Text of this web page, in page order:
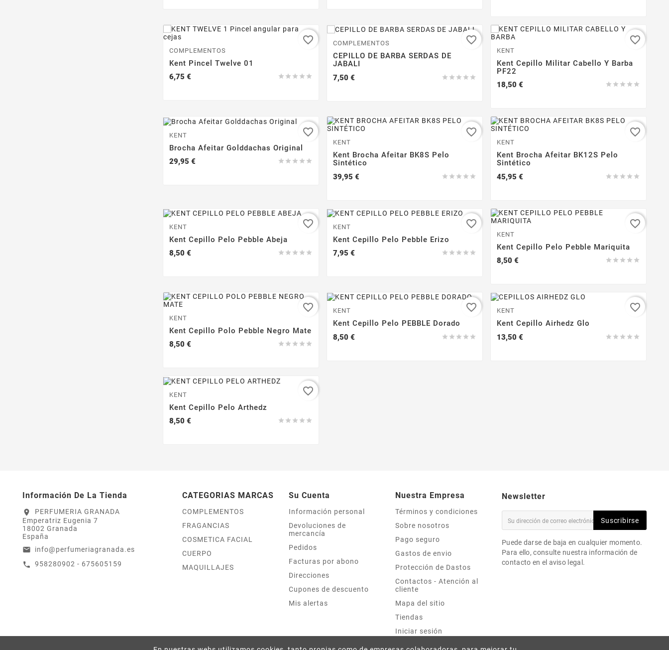
COMPLEMENTOS
Kent Pincel Twelve 01
    
6,75 €
favorite_border COMPLEMENTOS
CEPILLO DE BARBA SERDAS DE
JABALI
    
7,50 €
favorite_border
KENT
Kent Cepillo Militar Cabello Y Barba
PF22
    
18,50 €
favorite_border
KENT
Brocha Afeitar Golddachas Original
    
29,95 €
favorite_border
KENT
Kent Brocha Afeitar BK8S Pelo
Sintético
    
39,95 €
favorite_border
KENT
Kent Brocha Afeitar BK12S Pelo
Sintético
    
45,95 €
favorite_border
KENT
Kent Cepillo Pelo Pebble Abeja
    
8,50 €
favorite_border KENT
Kent Cepillo Pelo Pebble Erizo
    
7,95 €
favorite_border
KENT
Kent Cepillo Pelo Pebble Mariquita
    
8,50 €
favorite_border
KENT
Kent Cepillo Polo Pebble Negro Mate
    
8,50 €
favorite_border KENT
Kent Cepillo Pelo PEBBLE Dorado
    
8,50 €
favorite_border KENT
Kent Cepillo Airhedz Glo
    
13,50 €
favorite_border
KENT
Kent Cepillo Pelo Arthedz
    
8,50 €
favorite_border
Información De La Tienda
location_on
PERFUMERIA GRANADA
Emperatriz Eugenia 7
18002 Granada
España
email info@perfumeriagranada.es
call 958280902 - 675605159
CATEGORIAS MARCAS
COMPLEMENTOS
FRAGANCIAS
COSMETICA FACIAL
CUERPO
MAQUILLAJES
Su Cuenta
Información personal
Devoluciones de
mercancía
Pedidos
Facturas por abono
Direcciones
Cupones de descuento
Mis alertas
Nuestra Empresa
Términos y condiciones
Sobre nosotros
Pago seguro
Gastos de envio
Protección de Dastos
Contactos - Atención al
cliente
Mapa del sitio
Tiendas
Iniciar sesión
Newsletter
Suscribirse
Puede darse de baja en cualquier momento.
Para ello, consulte nuestra información de
contacto en el aviso legal.